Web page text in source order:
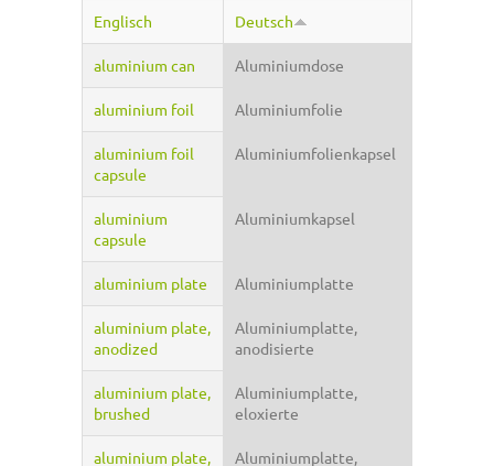
Englisch
Deutsch
aluminium can Aluminiumdose
aluminium foil Aluminiumfolie
aluminium foil
capsule
Aluminiumfolienkapsel
aluminium
capsule
Aluminiumkapsel
aluminium plate Aluminiumplatte
aluminium plate,
anodized
Aluminiumplatte,
anodisierte
aluminium plate,
brushed
Aluminiumplatte,
eloxierte
aluminium plate,
Aluminiumplatte,